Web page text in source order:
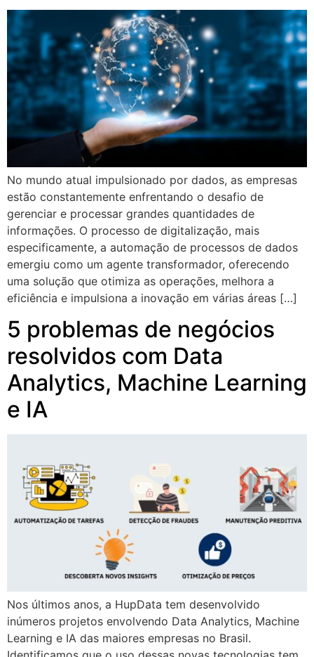
No mundo atual impulsionado por dados, as empresas
estão constantemente enfrentando o desafio de
gerenciar e processar grandes quantidades de
informações. O processo de digitalização, mais
especificamente, a automação de processos de dados
emergiu como um agente transformador, oferecendo
uma solução que otimiza as operações, melhora a
eficiência e impulsiona a inovação em várias áreas […]
5 problemas de negócios
resolvidos com Data
Analytics, Machine Learning
e IA
Nos últimos anos, a HupData tem desenvolvido
inúmeros projetos envolvendo Data Analytics, Machine
Learning e IA das maiores empresas no Brasil.